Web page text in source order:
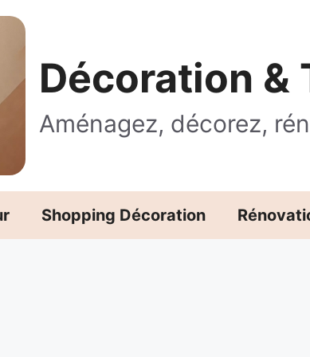
Décoration &
Aménagez, décorez,
Shopping Décoration